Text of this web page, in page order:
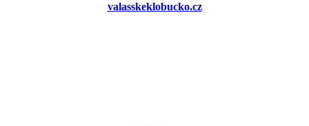
valasskeklobucko.cz